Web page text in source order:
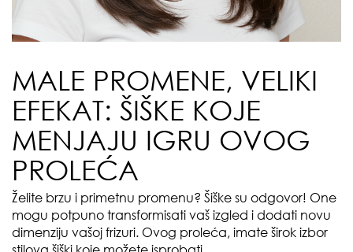
MALE PROMENE, VELIKI
EFEKAT: ŠIŠKE KOJE
MENJAJU IGRU OVOG
PROLEĆA
Želite brzu i primetnu promenu? Šiške su odgovor! One
mogu potpuno transformisati vaš izgled i dodati novu
dimenziju vašoj frizuri. Ovog proleća, imate širok izbor